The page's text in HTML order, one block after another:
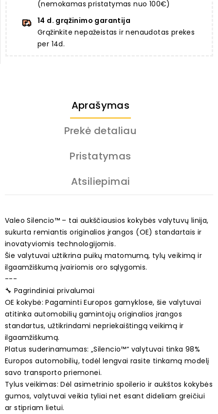
(nemokamas pristatymas nuo 100€)
14 d. grąžinimo garantija
Grąžinkite nepažeistas ir nenaudotas prekes
per 14d.
Aprašymas
Prekė detaliau
Pristatymas
Atsiliepimai
Valeo Silencio™ – tai aukščiausios kokybės valytuvų linija,
sukurta remiantis originalios įrangos (OE) standartais ir
inovatyviomis technologijomis.
Šie valytuvai užtikrina puikų matomumą, tylų veikimą ir
ilgaamžiškumą įvairiomis oro sąlygomis.
---
🔧 Pagrindiniai privalumai
OE kokybė: Pagaminti Europos gamyklose, šie valytuvai
atitinka automobilių gamintojų originalios įrangos
standartus, užtikrindami nepriekaištingą veikimą ir
ilgaamžiškumą.
Platus suderinamumas: „Silencio™“ valytuvai tinka 98%
Europos automobilių, todėl lengvai rasite tinkamą modelį
savo transporto priemonei.
Tylus veikimas: Dėl asimetrinio spoilerio ir aukštos kokybės
gumos, valytuvai veikia tyliai net esant dideliam greičiui
ar stipriam lietui.